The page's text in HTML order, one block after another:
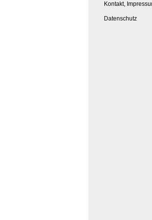
Kontakt,
Datenschutz